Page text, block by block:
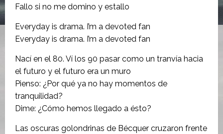
Fallo si no me domino y estallo
Everyday is drama. I’m a devoted fan
Everyday is drama. I’m a devoted fan
Nací en el 80. Ví los 90 pasar como un tranvía hacia
el futuro y el futuro era un muro
Pienso: ¿Por qué ya no hay momentos de
tranquilidad?
Dime: ¿Cómo hemos llegado a ésto?
Las oscuras golondrinas de Bécquer cruzaron frente